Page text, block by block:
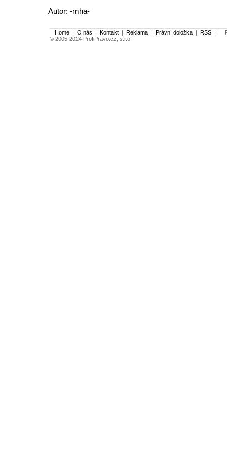
Autor: -mha-
Home | O nás | Kontakt | Reklama | Právní doložka | RSS |
© 2005-2024 ProfiPravo.cz, s.r.o.